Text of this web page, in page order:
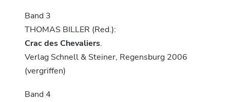
Band 3
THOMAS BILLER (Red.):
Crac des Chevaliers.
Verlag Schnell & Steiner, Regensburg 2006
(vergriffen)
Band 4